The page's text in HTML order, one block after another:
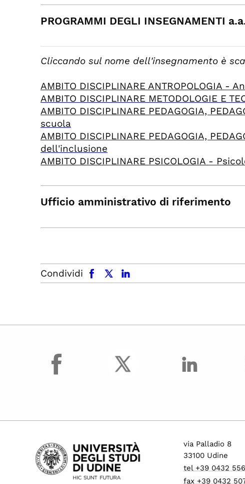
PROGRAMMI DEGLI INSEGNAMENTI
Cliccando sul nome dell'insegnamento è
AMBITO DISCIPLINARE ANTROPOLOGIA
AMBITO DISCIPLINARE METODOLOGIE E
AMBITO DISCIPLINARE PEDAGOGIA,
scuola
AMBITO DISCIPLINARE PEDAGOGIA,
dell'inclusione
AMBITO DISCIPLINARE PSICOLOGIA -
Ufficio amministrativo di riferimento
Condividi
facebook x.com linkedin
facebook
via Palladio 8
33100 Udine
tel +39 0432
fax +39 0432